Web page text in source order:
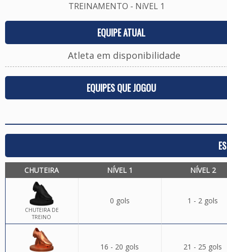
TREINAMENTO - NíVEL 1
EQUIPE ATUAL
Atleta em disponibilidade
EQUIPES QUE JOGOU
CHUTEIRA NÍVEL 1 NÍVEL 2
CHUTEIRA DE
TREINO
0 gols 1 - 2 gols
16 - 20 gols 21 - 25 gols